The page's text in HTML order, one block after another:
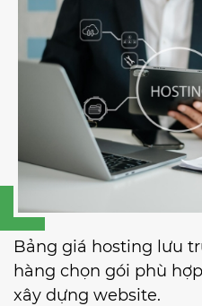
Bảng giá hosting lưu
hàng chọn gói phù
xây dựng website.